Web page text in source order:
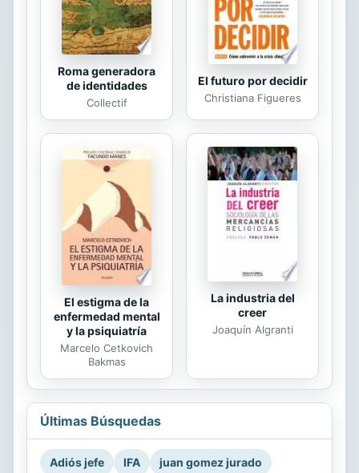
Roma generadora
de identidades
Collectif
El futuro por decidir
Christiana Figueres
El estigma de la
enfermedad mental
y la psiquiatría
Marcelo Cetkovich
Bakmas
La industria del
creer
Joaquín Algranti
Últimas Búsquedas
Adiós jefe IFA
juan gomez jurado